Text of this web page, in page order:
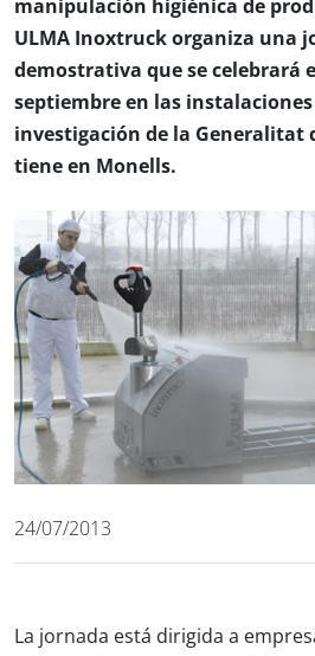
manipulación higiénica de
ULMA Inoxtruck organiza una
demostrativa que se celebrará
septiembre en las
investigación de la Generalitat
tiene en Monells.
24/07/2013
La jornada está dirigida a